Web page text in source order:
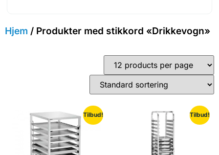
Hjem / Produkter med stikkord «Drikkevogn»
Tilbud! Tilbud!